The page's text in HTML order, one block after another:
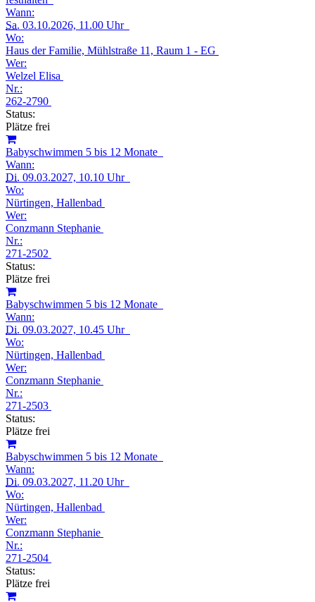
Wann:
Sa. 03.10.2026, 11.00 Uhr
Wo:
Haus der Familie, Mühlstraße 11, Raum 1 - EG
Wer:
Welzel Elisa
Nr.:
262-2790
Status:
Plätze frei
Babyschwimmen 5 bis 12 Monate
Wann:
Di. 09.03.2027, 10.10 Uhr
Wo:
Nürtingen, Hallenbad
Wer:
Conzmann Stephanie
Nr.:
271-2502
Status:
Plätze frei
Babyschwimmen 5 bis 12 Monate
Wann:
Di. 09.03.2027, 10.45 Uhr
Wo:
Nürtingen, Hallenbad
Wer:
Conzmann Stephanie
Nr.:
271-2503
Status:
Plätze frei
Babyschwimmen 5 bis 12 Monate
Wann:
Di. 09.03.2027, 11.20 Uhr
Wo:
Nürtingen, Hallenbad
Wer:
Conzmann Stephanie
Nr.:
271-2504
Status:
Plätze frei